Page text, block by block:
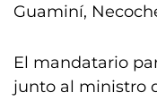
Guaminí,
El mandatario
junto al ministro